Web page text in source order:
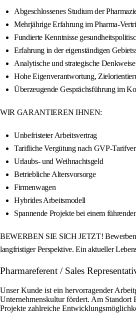
Abgeschlossenes Studium der
Mehrjährige Erfahrung im Pharma-
Fundierte Kenntnisse
Erfahrung in der eigenständigen
Analytische und strategische Denkweise
Hohe Eigenverantwortung,
Überzeugende Gesprächsführung im
WIR GARANTIEREN IHNEN:
Unbefristeter Arbeitsvertrag
Tarifliche Vergütung nach GVP-
Urlaubs- und Weihnachtsgeld
Betriebliche Altersvorsorge
Firmenwagen
Hybrides Arbeitsmodell
Spannende Projekte bei einem
BEWERBEN SIE SICH JETZT! Bewerben
langfristiger Perspektive. Ein aktueller
Pharmareferent / Sales
Unser Kunde ist ein hervorragender
Unternehmenskultur fördert. Am Standort
Projekte zahlreiche